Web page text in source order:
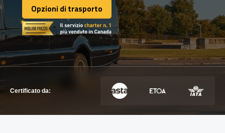
FLOTTA
METTITI IN CONTATTO
METTITI IN CONTATTO
Opzioni di trasporto
Opzioni di trasporto
Certificato da: